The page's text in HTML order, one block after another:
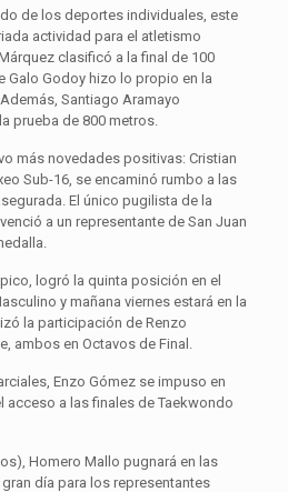
de los deportes individuales, este
actividad para el atletismo
clasificó a la final de 100
Galo Godoy hizo lo propio en la
Santiago Aramayo
prueba de 800 metros.
más novedades positivas: Cristian
Sub-16, se encaminó rumbo a las
El único pugilista de la
a un representante de San Juan
logró la quinta posición en el
y mañana viernes estará en la
la participación de Renzo
ambos en Octavos de Final.
Enzo Gómez se impuso en
acceso a las finales de Taekwondo
Homero Mallo pugnará en las
día para los representantes